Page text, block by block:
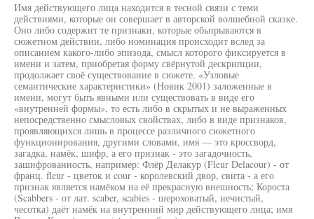
Имя действующего лица находится в тесной связи с теми
действиями, которые он совершает в авторской волшебной сказке.
Оно либо содержит те признаки, которые обьпрываются в
сюжетном действии, либо номинация происходит вслед за
описанием какого-либо эпизода, смысл которого фиксируется в
имени и затем, приобретая форму свёрнутой дескрипции,
продолжает своё существование в сюжете. «Узловые
семантические характеристики» (Новик 2001) заложенные в
имени, могут быть явными или существовать в виде его
«внутренней формы», то есть либо в скрытых и не выраженных
непосредственно смысловых свойствах, либо в виде признаков,
проявляющихся лишь в процессе различного сюжетного
функционирования, другими словами, имя — это кроссворд,
загадка, намёк, шифр, а его признак - это загадочность,
зашифрованность, например: Флёр Делакур (Fleur Delacour) - от
франц. fleur - цветок и cour - королевский двор, свита - а его
признак является намёком на её прекрасную внешность; Короста
(Scabbers - от лат. scaber, scabies - шероховатый, нечистый,
чесотка) даёт намёк на внутренний мир действующего лица; имя